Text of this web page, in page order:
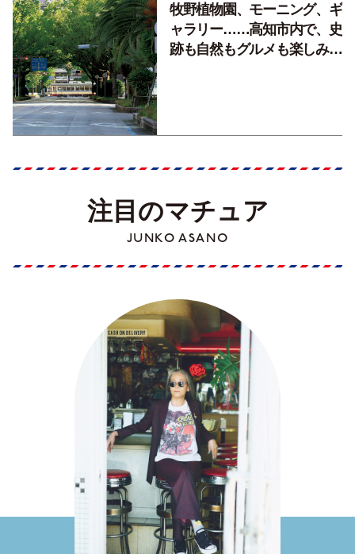
牧野植物園、モーニング、ギ
ャラリー……高知市内で、史
跡も自然もグルメも楽しみ尽
注目のマチュア
JUNKO ASANO